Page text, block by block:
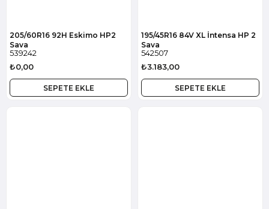
205/60R16 92H Eskimo HP2
Sava
539242
₺0,00
SEPETE EKLE
195/45R16 84V XL İntensa HP 2
Sava
542507
₺3.183,00
SEPETE EKLE